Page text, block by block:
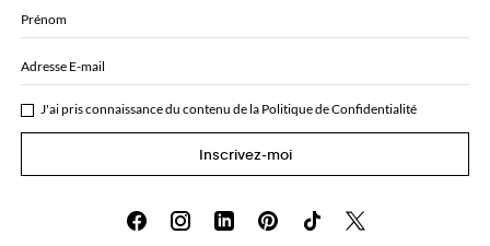
Prénom
Adresse E-mail
J'ai pris connaissance du contenu de la Politique de Confidentialité
Inscrivez-moi